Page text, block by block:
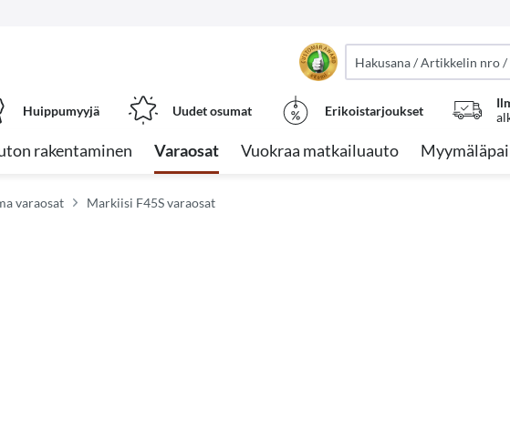
Huippumyyjä Uudet osumat Erikoistarjoukset
rakentaminen Varaosat Vuokraa matkailuauto
varaosat Markiisi F45S varaosat